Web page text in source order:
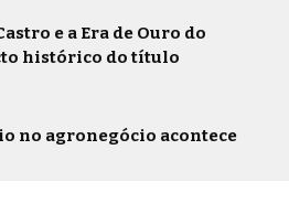
e a Era de Ouro do
histórico do título
no agronegócio acontece